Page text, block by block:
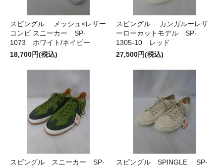
スピングル メッシュ×レザー
コンビ スニーカー SP-
1073 ホワイト/ネイビー
18,700円(税込)
スピングル カンガルーレザ
ーローカットモデル SP-
1305-10 レッド
27,500円(税込)
スピングル スニーカー SP-
スピングル SPINGLE SP-